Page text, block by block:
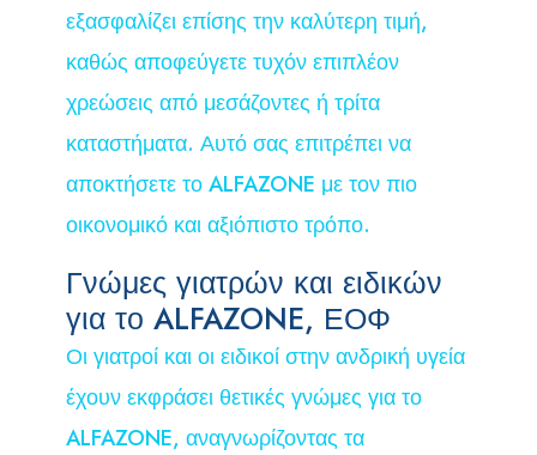
εξασφαλίζει επίσης την καλύτερη τιμή,
καθώς αποφεύγετε τυχόν επιπλέον
χρεώσεις από μεσάζοντες ή τρίτα
καταστήματα. Αυτό σας επιτρέπει να
αποκτήσετε το ALFAZONE με τον πιο
οικονομικό και αξιόπιστο τρόπο.
Γνώμες γιατρών και ειδικών
για το ALFAZONE, ΕΟΦ
Οι γιατροί και οι ειδικοί στην ανδρική υγεία
έχουν εκφράσει θετικές γνώμες για το
ALFAZONE, αναγνωρίζοντας τα